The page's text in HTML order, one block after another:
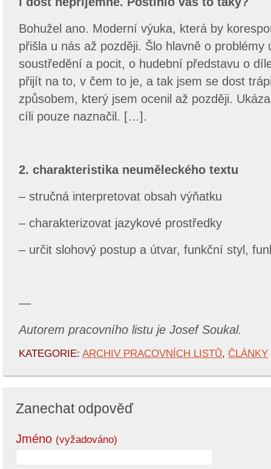
Bohužel ano. Moderní výuka, která by
přišla u nás až později. Šlo hlavně o problémy
soustředění a pocit, o hudební představu o
přijít na to, v čem to je, a tak jsem se dost
způsobem, který jsem ocenil až později.
cíli pouze naznačil. […].
2. charakteristika neuměleckého textu
– stručná interpretovat obsah výňatku
– charakterizovat jazykové prostředky
– určit slohový postup a útvar, funkční styl,
—
Autorem pracovního listu je Josef Soukal.
KATEGORIE: ARCHIV PRACOVNÍCH LISTŮ, ČLÁNKY
Zanechat odpověď
Jméno (vyžadováno)